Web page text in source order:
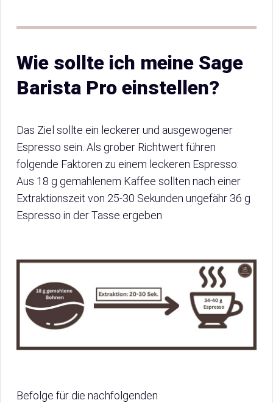
Wie sollte ich meine Sage
Barista Pro einstellen?
Das Ziel sollte ein leckerer und ausgewogener
Espresso sein. Als grober Richtwert führen
folgende Faktoren zu einem leckeren Espresso:
Aus 18 g gemahlenem Kaffee sollten nach einer
Extraktionszeit von 25-30 Sekunden ungefähr 36 g
Espresso in der Tasse ergeben
Befolge für die nachfolgenden